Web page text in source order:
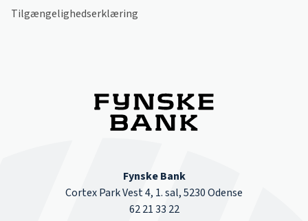
Tilgængelighedserklæring
Fynske Bank
Cortex Park Vest 4, 1. sal, 5230 Odense
62 21 33 22